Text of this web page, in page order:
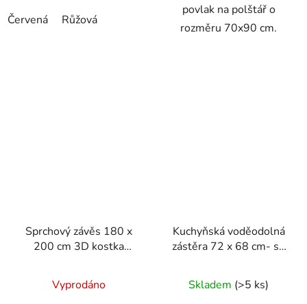
Červená Růžová
povlak na polštář o
rozměru 70x90 cm.
Sprchový závěs 180 x
200 cm 3D kostka
Vyprodáno
Kuchyňská voděodolná
zástěra 72 x 68 cm- se
Skladem (>5 ks)